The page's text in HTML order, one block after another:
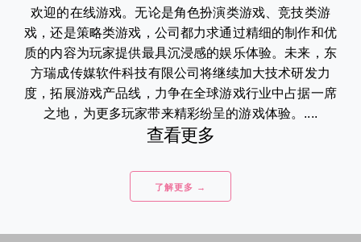
欢迎的在线游戏。无论是角色扮演类游戏、竞技类游
戏，还是策略类游戏，公司都力求通过精细的制作和优
质的内容为玩家提供最具沉浸感的娱乐体验。未来，东
方瑞成传媒软件科技有限公司将继续加大技术研发力
度，拓展游戏产品线，力争在全球游戏行业中占据一席
之地，为更多玩家带来精彩纷呈的游戏体验。....
查看更多
了解更多 →